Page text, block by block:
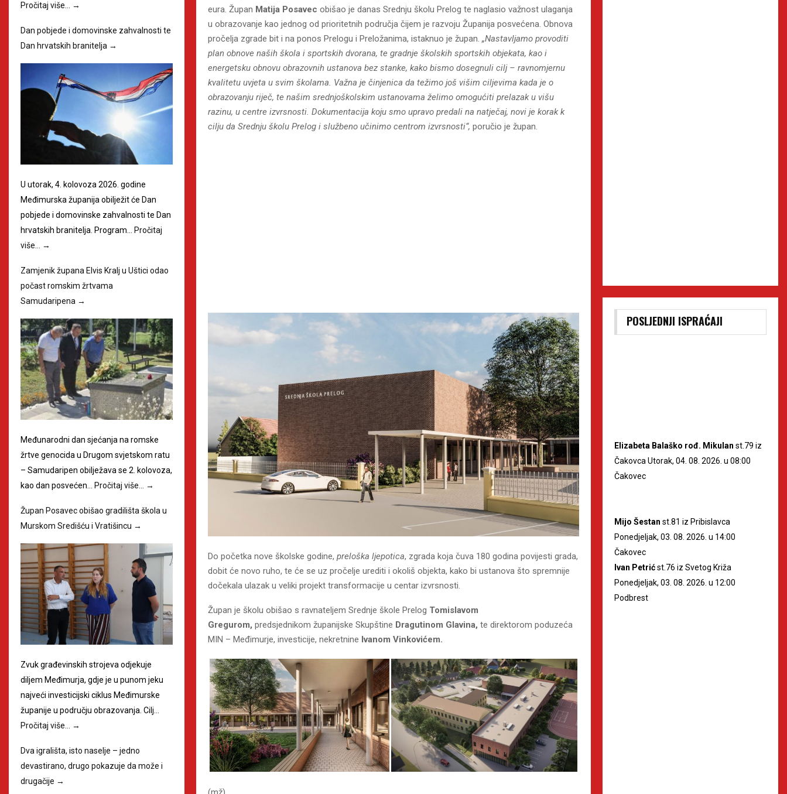
eura. Župan Matija Posavec obišao je danas Srednju školu Prelog te naglasio važnost ulaganja
u obrazovanje kao jednog od prioritetnih područja čijem je razvoju Županija posvećena. Obnova
pročelja zgrade bit i na ponos Prelogu i Preložanima, istaknuo je župan. „Nastavljamo provoditi
plan obnove naših škola i sportskih dvorana, te gradnje školskih sportskih objekata, kao i
energetsku obnovu obrazovnih ustanova bez stanke, kako bismo dosegnuli cilj – ravnomjernu
kvalitetu uvjeta u svim školama. Važna je činjenica da težimo još višim ciljevima kada je o
obrazovanju riječ, te našim srednjoškolskim ustanovama želimo omogućiti prelazak u višu
razinu, u centre izvrsnosti. Dokumentacija koju smo upravo predali na natječaj, novi je korak k
cilju da Srednju školu Prelog i službeno učinimo centrom izvrsnosti“, poručio je župan.
Do početka nove školske godine, preloška ljepotica, zgrada koja čuva 180 godina povijesti grada,
dobit će novo ruho, te će se uz pročelje urediti i okoliš objekta, kako bi ustanova što spremnije
dočekala ulazak u veliki projekt transformacije u centar izvrsnosti.
Župan je školu obišao s ravnateljem Srednje škole Prelog Tomislavom
Gregurom, predsjednikom županijske Skupštine Dragutinom Glavina, te direktorom poduzeća
MIN – Međimurje, investicije, nekretnine Ivanom Vinkovićem.
Pročitaj više…
→
Dan pobjede i domovinske zahvalnosti te
Dan hrvatskih branitelja →
U utorak, 4. kolovoza 2026. godine
Međimurska županija obilježit će Dan
pobjede i domovinske zahvalnosti te Dan
hrvatskih branitelja. Program…
Pročitaj
više…
→
Zamjenik župana Elvis Kralj u Uštici odao
počast romskim žrtvama
Samudaripena →
Međunarodni dan sjećanja na romske
žrtve genocida u Drugom svjetskom ratu
– Samudaripen obilježava se 2. kolovoza,
kao dan posvećen…
Pročitaj više… →
Župan Posavec obišao gradilišta škola u
Murskom Središću i Vratišincu →
Zvuk građevinskih strojeva odjekuje
diljem Međimurja, gdje je u punom jeku
najveći investicijski ciklus Međimurske
županije u području obrazovanja. Cilj…
Pročitaj više…
→
Dva igrališta, isto naselje – jedno
devastirano, drugo pokazuje da može i
drugačije →
POSLJEDNJI ISPRAĆAJI
Elizabeta Balaško rođ. Mikulan st.79 iz
Čakovca Utorak, 04. 08. 2026. u 08:00
Čakovec
Mijo Šestan st.81 iz Pribislavca
Ponedjeljak, 03. 08. 2026. u 14:00
Čakovec
Ivan Petrićst.76 iz Svetog Križa
Ponedjeljak, 03. 08. 2026. u 12:00
Podbrest